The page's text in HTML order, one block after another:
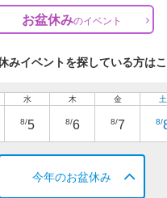
お盆休みのイベント
みイベントを探している方はこ
水
8/5
木
8/6
金
8/7
土
8/
今年のお盆休み